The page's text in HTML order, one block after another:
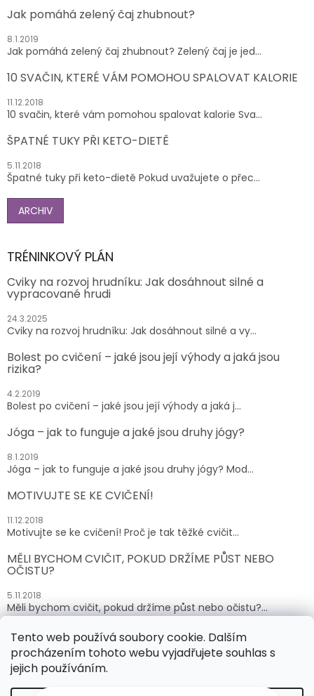
Tento web používá soubory cookie. Dalším
procházením tohoto webu vyjadřujete souhlas s
jejich používáním.
Jak pomáhá zelený čaj zhubnout?
8.1.2019
Jak pomáhá zelený čaj zhubnout? Zelený čaj je jed...
10 SVAČIN, KTERÉ VÁM POMOHOU SPALOVAT KALORIE
11.12.2018
10 svačin, které vám pomohou spalovat kalorie Sva...
ŠPATNÉ TUKY PŘI KETO-DIETĚ
5.11.2018
Špatné tuky při keto-dietě Pokud uvažujete o přec...
ARCHIV
TRÉNINKOVÝ PLÁN
Cviky na rozvoj hrudníku: Jak dosáhnout silné a
vypracované hrudi
24.3.2025
Cviky na rozvoj hrudníku: Jak dosáhnout silné a vy...
Bolest po cvičení – jaké jsou její výhody a jaká jsou
rizika?
4.2.2019
Bolest po cvičení – jaké jsou její výhody a jaká j...
Jóga – jak to funguje a jaké jsou druhy jógy?
8.1.2019
Jóga – jak to funguje a jaké jsou druhy jógy? Mod...
MOTIVUJTE SE KE CVIČENÍ!
11.12.2018
Motivujte se ke cvičení! Proč je tak těžké cvičit...
MĚLI BYCHOM CVIČIT, POKUD DRŽÍME PŮST NEBO
OČISTU?
5.11.2018
Měli bychom cvičit, pokud držíme půst nebo očistu?...
ARCHIV